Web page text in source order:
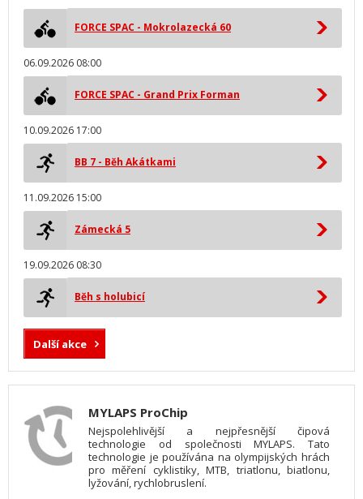
FORCE SPAC - Mokrolazecká 60
06.09.2026 08:00
FORCE SPAC - Grand Prix Forman
10.09.2026 17:00
BB 7 - Běh Akátkami
11.09.2026 15:00
Zámecká 5
19.09.2026 08:30
Běh s holubicí
Další akce
MYLAPS ProChip
Nejspolehlivější a nejpřesnější čipová
technologie od společnosti MYLAPS. Tato
technologie je používána na olympijských hrách
pro měření cyklistiky, MTB, triatlonu, biatlonu,
lyžování, rychlobruslení.